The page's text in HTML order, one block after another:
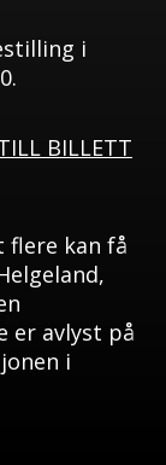
i
BILLETT
flere kan få
er avlyst på
i